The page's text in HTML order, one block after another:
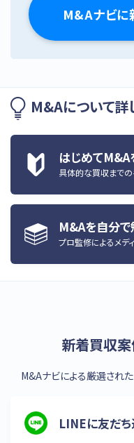
M&Aナビに
M&Aについて詳
はじめてM&A
具体的な買収まで
M&Aを自分
プロ監修によるメデ
新着買収
M&Aナビによる厳選され
LINEに友だ